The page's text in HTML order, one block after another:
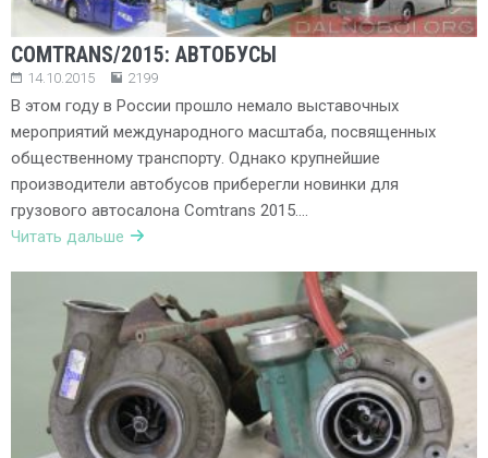
COMTRANS/2015: АВТОБУСЫ
14.10.2015 2199
В этом году в России прошло немало выставочных
мероприятий международного масштаба, посвященных
общественному транспорту. Однако крупнейшие
производители автобусов приберегли новинки для
грузового автосалона Comtrans 2015….
Читать дальше